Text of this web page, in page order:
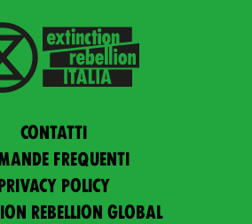
Contatti
frequenti
policy
Rebellion Global